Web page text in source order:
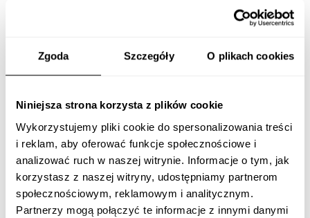
Zgoda Szczegóły O plikach cookies
Niniejsza strona korzysta z plików cookie
Wykorzystujemy pliki cookie do spersonalizowania treści
i reklam, aby oferować funkcje społecznościowe i
analizować ruch w naszej witrynie. Informacje o tym, jak
korzystasz z naszej witryny, udostępniamy partnerom
społecznościowym, reklamowym i analitycznym.
Partnerzy mogą połączyć te informacje z innymi danymi
identyfikacja wizualna
W zależności od rodzaju naszej działalności warto zadbać
o jak największą ilość zdjęć, wykonanych w dobrej jakości.
Lokal gastronomiczny lepiej prezentuje się na mapach
Google gdy dodamy zdjęcia wnętrz i menu. A w przypadku